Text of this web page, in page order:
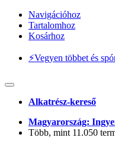
Navigációhoz
Tartalomhoz
Kosárhoz
⚡️Vegyen többet és
Alkatrész-kereső
Magyarország:
Több, mint 11.050